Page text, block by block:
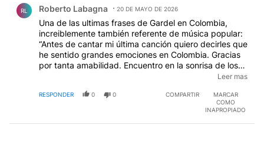
RL Roberto Labagna 20 DE MAYO DE 2026
Una de las ultimas frases de Gardel en Colombia,
increiblemente también referente de música popular:
“Antes de cantar mi última canción quiero decirles que
he sentido grandes emociones en Colombia. Gracias
por tanta amabilidad. Encuentro en la sonrisa de los
niños, las miradas de las mujeres y la bondad de los
no me deja hablar. Gracias y hasta siempre”
EDITADO
Leer mas
RESPONDER 0 0 COMPARTIR
MARCAR
COMO
INAPROPIADO